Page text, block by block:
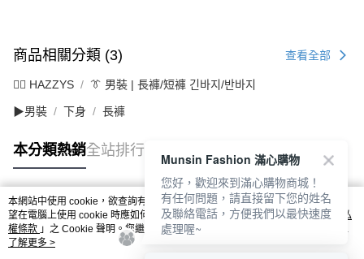
商品相關分類 (3) 查看全部
🐕‍🦺 HAZZYS 👔 男裝 | 長褲/短褲 긴바지/반바지
▶男裝 下身 長褲
本分類熱銷全站排行
熱門標籤
本網站中使用 cookie，欲查詢有關本網站使用 cookie 方式之詳情，及若您不希
望在電腦上使用 cookie 時應如何變更電腦的 cookie 設定，請參閱本網站「
隱私
權條款 」之 Cookie 聲明。您繼續使用本網站即表示您同意本公司得按本網站使
用條款之 Cookie 聲明使用 cookie。
了解更多 >
Munsin Fashion 滿心購物
您好，歡迎來到滿心購物商城！
有任何問題，請直接留下您的姓名
及聯絡電話，方便我們以最快速度
處理喔~